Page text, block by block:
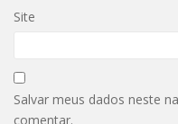
Site
Salvar meus dados neste
comentar.